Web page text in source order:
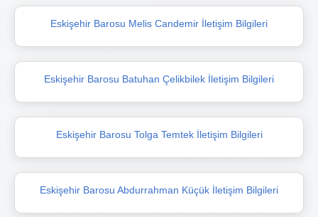
Eskişehir Barosu Melis Candemir İletişim Bilgileri
Eskişehir Barosu Batuhan Çelikbilek İletişim Bilgileri
Eskişehir Barosu Tolga Temtek İletişim Bilgileri
Eskişehir Barosu Abdurrahman Küçük İletişim Bilgileri